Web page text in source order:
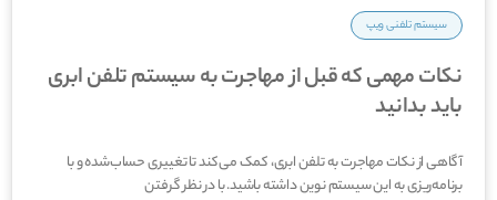
سیستم تلفنی ویپ
نکات مهمی که قبل از مهاجرت به سیستم تلفن ابری
باید بدانید
آگاهی از نکات مهاجرت به تلفن ابری، کمک می­‌کند تا تغییری حساب­‌شده و با
برنامه­‌ریزی به این سیستم نوین داشته باشید. با در نظر گرفتن